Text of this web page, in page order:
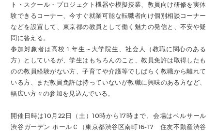
ト・スクール・プロジェクト機器や模擬授業、教員向け研修を実体
験できるコーナー、今すぐ就業可能な転職者向け個別相談コーナー
などを設置して、東京都の教員として働く魅力の発信と、不安や疑
問に答える。
参加対象者は高校１年生～大学院生、社会人（教職に関心のある
方）としているが、学生はもちろんのこと、教員免許は取得したも
のの教員経験がない方、子育てや介護等でしばらく教職から離れて
いる方、まだ教員免許は持っていないが教職に興味のある方など、
幅広い方々の参加を見込んでいる。
開催日時は10月22日（土）10時から17時まで、会場はベルサール
渋谷ガーデン ホールＣ（東京都渋谷区南町16-17 住友不動産渋谷